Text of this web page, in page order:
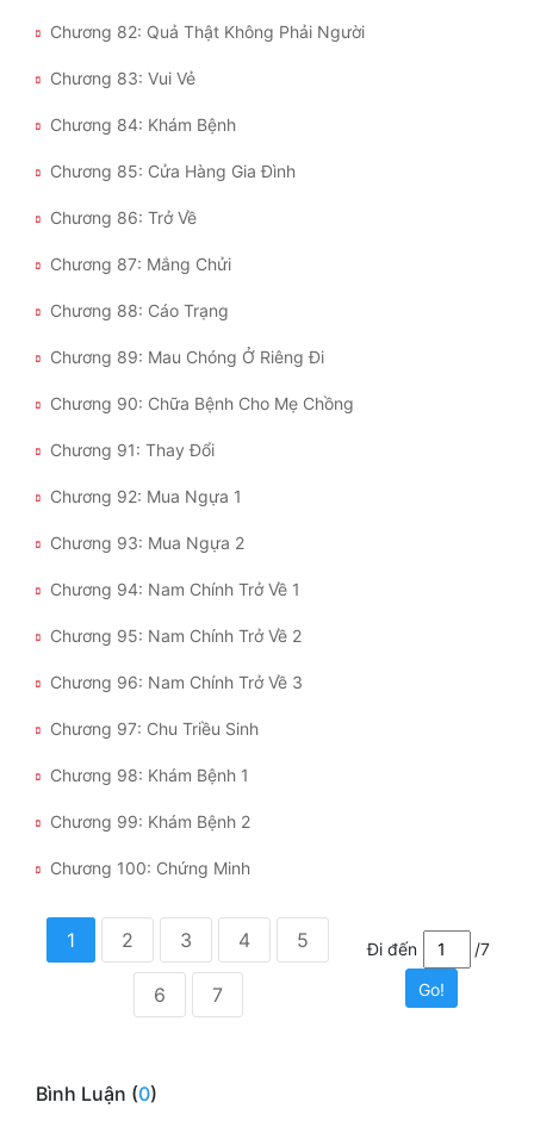
Chương 82: Quả Thật Không Phải Người
Chương 83: Vui Vẻ
Chương 84: Khám Bệnh
Chương 85: Cửa Hàng Gia Đình
Chương 86: Trở Về
Chương 87: Mắng Chửi
Chương 88: Cáo Trạng
Chương 89: Mau Chóng Ở Riêng Đi
Chương 90: Chữa Bệnh Cho Mẹ Chồng
Chương 91: Thay Đổi
Chương 92: Mua Ngựa 1
Chương 93: Mua Ngựa 2
Chương 94: Nam Chính Trở Về 1
Chương 95: Nam Chính Trở Về 2
Chương 96: Nam Chính Trở Về 3
Chương 97: Chu Triều Sinh
Chương 98: Khám Bệnh 1
Chương 99: Khám Bệnh 2
Chương 100: Chứng Minh
1 2 3 4 5
6 7
Đi đến
/7
Go!
Bình Luận (0)